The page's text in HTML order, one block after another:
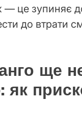
це зупиняє
до втрати
ще
як